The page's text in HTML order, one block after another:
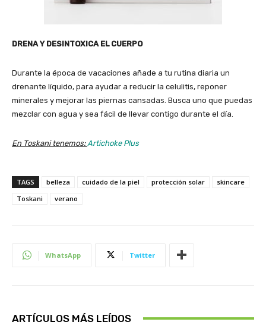
DRENA Y DESINTOXICA EL CUERPO
Durante la época de vacaciones añade a tu rutina diaria un
drenante líquido, para ayudar a reducir la celulitis, reponer
minerales y mejorar las piernas cansadas. Busca uno que puedas
mezclar con agua y sea fácil de llevar contigo durante el día.
En Toskani tenemos: Artichoke Plus
TAGS belleza cuidado de la piel protección solar
skincare
Toskani
verano
WhatsApp Twitter
ARTÍCULOS MÁS LEÍDOS